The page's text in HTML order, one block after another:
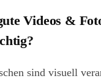
Videos &
sind visuell